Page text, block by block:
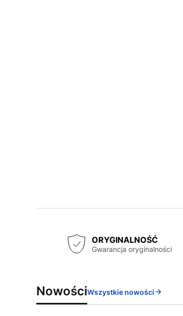
ORYGINALNOŚĆ
Gwarancja oryginalności
NowościWszystkie nowości